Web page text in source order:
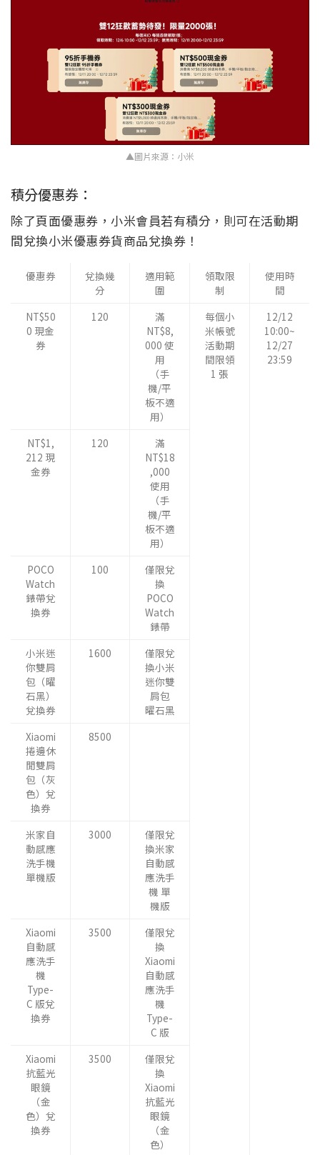
▲圖片來源：小米
積分優惠券：
除了頁面優惠券，小米會員若有積分，則可在活動期
間兌換小米優惠券貨商品兌換券！
優惠券
兌換幾
分
適用範
圍
領取限
制
使用時
間
NT$50
0 現金
券
120
滿
NT$8,
000 使
用
（手
機/平
板不適
用）
每個小
米帳號
活動期
間限領
1 張
12/12
10:00~
12/27
23:59
NT$1,
212 現
金券
120
滿
NT$18
,000
使用
（手
機/平
板不適
用）
POCO
Watch
錶帶兌
換券
100
僅限兌
換
POCO
Watch
錶帶
小米迷
你雙肩
包（曜
石黑）
兌換券
1600
僅限兌
換小米
迷你雙
肩包
曜石黑
Xiaomi
捲邊休
閒雙肩
包（灰
色）兌
換券
8500
米家自
動感應
洗手機
單機版
3000
僅限兌
換米家
自動感
應洗手
機 單
機版
Xiaomi
自動感
應洗手
機
Type-
C 版兌
換券
3500
僅限兌
換
Xiaomi
自動感
應洗手
機
Type-
C 版
Xiaomi
抗藍光
眼鏡
（金
色）兌
換券
3500
僅限兌
換
Xiaomi
抗藍光
眼鏡
（金
色）